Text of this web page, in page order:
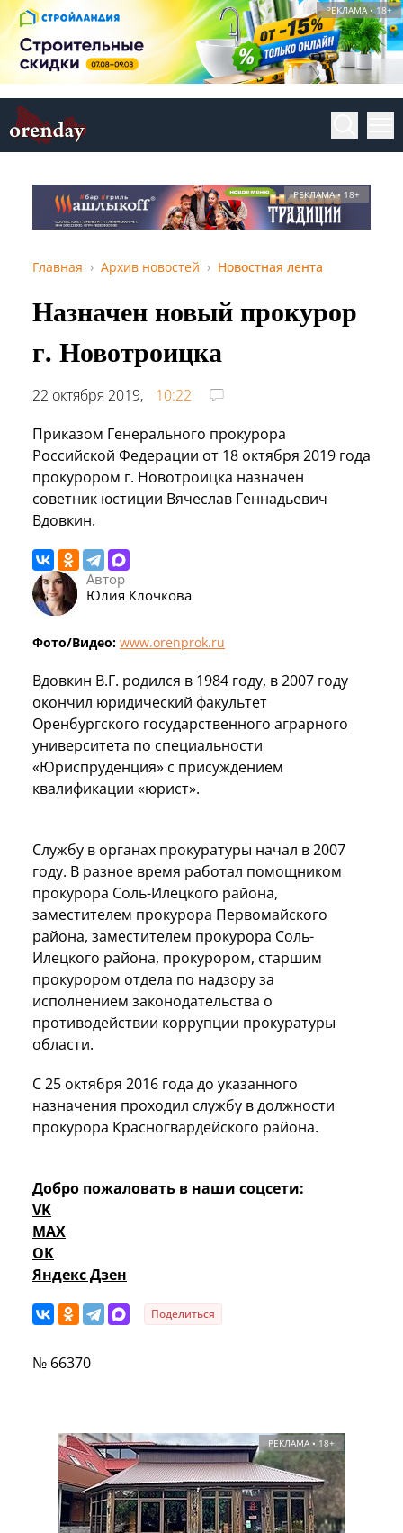
РЕКЛАМА • 18+
РЕКЛАМА • 18+
Главная Архив новостей Новостная лента
Назначен новый прокурор
г. Новотроицка
22 октября 2019,
10:22
Приказом Генерального прокурора
Российской Федерации от 18 октября 2019 года
прокурором г. Новотроицка назначен
советник юстиции Вячеслав Геннадьевич
Вдовкин.
Автор
Юлия Клочкова
Фото/Видео: www.orenprok.ru
Вдовкин В.Г. родился в 1984 году, в 2007 году
окончил юридический факультет
Оренбургского государственного аграрного
университета по специальности
«Юриспруденция» с присуждением
квалификации «юрист».
Службу в органах прокуратуры начал в 2007
году. В разное время работал помощником
прокурора Соль-Илецкого района,
заместителем прокурора Первомайского
района, заместителем прокурора Соль-
Илецкого района, прокурором, старшим
прокурором отдела по надзору за
исполнением законодательства о
противодействии коррупции прокуратуры
области.
С 25 октября 2016 года до указанного
назначения проходил службу в должности
прокурора Красногвардейского района.
Добро пожаловать в наши соцсети:
VK
MAX
OK
Яндекс Дзен
Поделиться
№ 66370
РЕКЛАМА • 18+